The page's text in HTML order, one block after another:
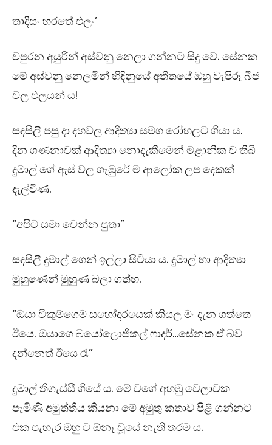
තාදිසං හරතේ ඵලං’
වපුරන අයුරින් අස්වනු නෙලා ගන්නට සිදු වේ. සේනක
මේ අස්වනු නෙලමින් හිඳිනුයේ අතීතයේ ඔහු වැපිරූ බීජ
වල ඵලයන් ය!
සඳසීලි පසු දා දහවල ආදිත්‍යා සමග රෝහලට ගියා ය.
දින ගණනාවක් ආදිත්‍යා නොදැකීමෙන් මළානික ව තිබි
දුමාල් ගේ ඇස් වල ගැඹුරේ ම ආලෝක ලප දෙකක්
දැල්විණ.
“අපිට සමා වෙන්න පුතා”
සඳසීලී දුමාල් ගෙන් ඉල්ලා සිටියා ය. දුමාල් හා ආදිත්‍යා
මුහුණෙන් මුහුණ බලා ගත්හ.
“ඔයා විකුම්ගෙම සහෝදරයෙක් කියල මං දැන ගත්තෙ
ඊයෙ. ඔයාගෙ බයෝලොජිකල් ෆාදර්…සේනක ඒ බව
දන්නෙත් ඊයෙ රෑ”
දුමාල් තිගැස්සී ගියේ ය. මේ වගේ අහඹු වෙලාවක
පැමිණි අමුත්තිය කියනා මේ අමුතු කතාව පිළි ගන්නට
එක පැහැර ඔහු ට ඕනෑ වූයේ නැති තරම ය.